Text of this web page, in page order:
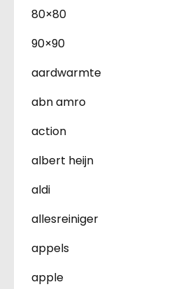
80×80
90×90
aardwarmte
abn amro
action
albert heijn
aldi
allesreiniger
appels
apple